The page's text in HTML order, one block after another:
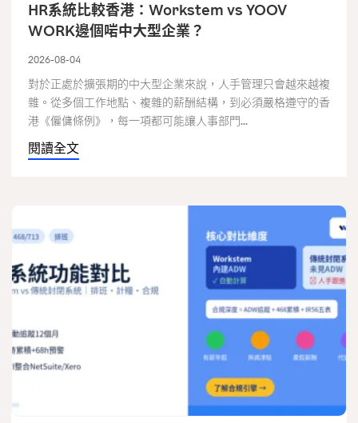
HR系統比較香港：Workstem vs YOOV
WORK邊個啱中大型企業？
2026-08-04
對於正處於擴張期的中大型企業來說，人手管理只會越來越複
雜。從多個工作地點、複雜的薪酬結構，到必須嚴格遵守的香
港《僱傭條例》，每一項都可能讓人事部門...
閱讀全文